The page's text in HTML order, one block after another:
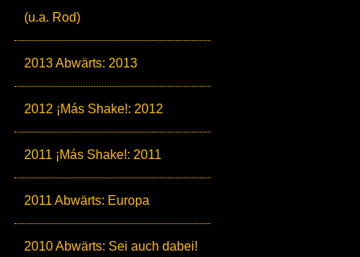
(u.a. Rod)
2013 Abwärts: 2013
2012 ¡Más Shake!: 2012
2011 ¡Más Shake!: 2011
2011 Abwärts: Europa
2010 Abwärts: Sei auch dabei!